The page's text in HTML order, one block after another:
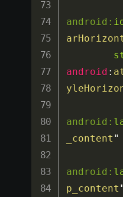
android:
android :
android:
_content "
android:
p_content "